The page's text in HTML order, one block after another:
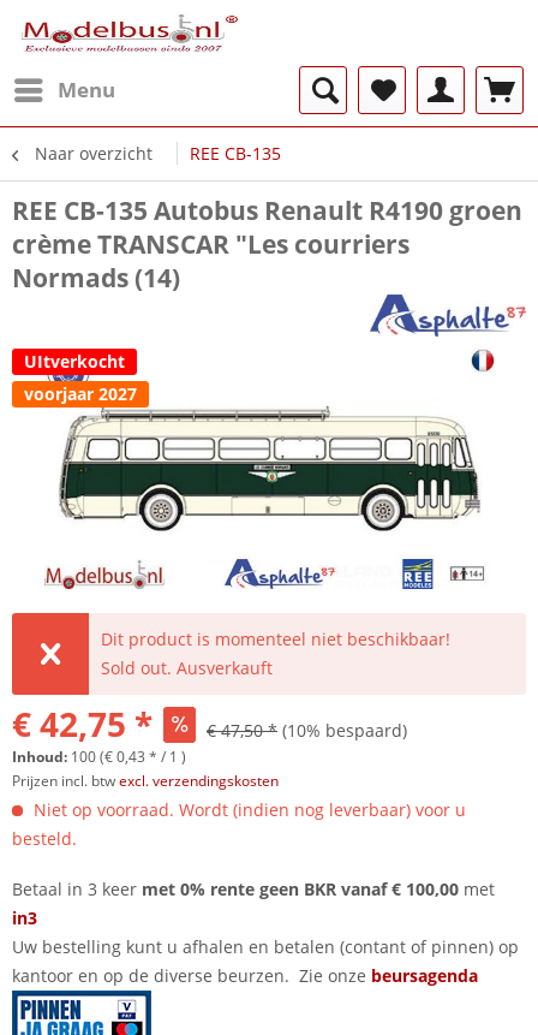
Menu
Naar overzicht REE CB-135
REE CB-135 Autobus Renault R4190 groen
crème TRANSCAR "Les courriers
Normads (14)
UItverkocht
voorjaar 2027
Dit product is momenteel niet beschikbaar!
Sold out. Ausverkauft
€ 42,75 * € 47,50 * (10% bespaard)
Inhoud: 100 (€ 0,43 * / 1 )
Prijzen incl. btwexcl. verzendingskosten
Niet op voorraad. Wordt (indien nog leverbaar) voor u
besteld.
Betaal in 3 keer met 0% rente geen BKR vanaf € 100,00 met
in3
Uw bestelling kunt u afhalen en betalen (contant of pinnen) op
kantoor en op de diverse beurzen. Zie onze beursagenda